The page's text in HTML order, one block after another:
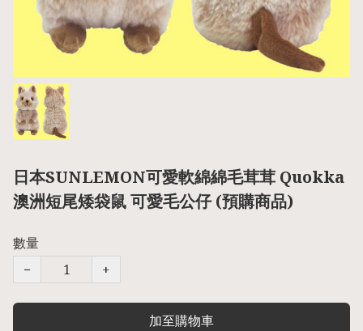
日本SUNLEMON可愛軟綿綿毛茸茸 Quokka
澳洲短尾矮袋鼠 可愛毛公仔 (預購商品)
數量
−
+
加至購物車